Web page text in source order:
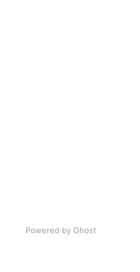
Powered by Ghost